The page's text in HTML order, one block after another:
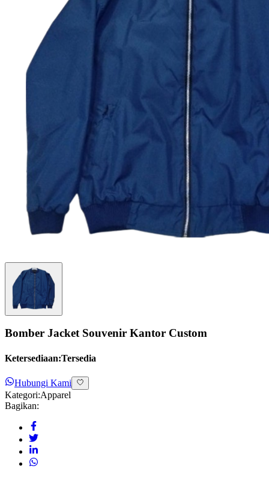
Bomber Jacket Souvenir Kantor Custom
Ketersediaan:Tersedia
Hubungi Kami
Kategori:Apparel
Bagikan: